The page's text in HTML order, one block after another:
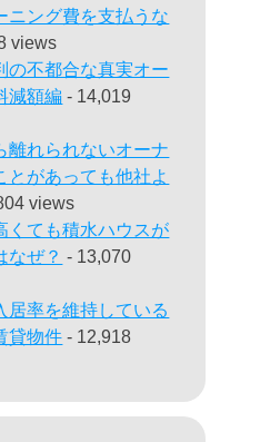
ニング費を支払うな
views
の不都合な真実オー
減額編 - 14,019
離れられないオーナ
とがあっても他社よ
views
くても積水ハウスが
なぜ？ - 13,070
居率を維持している
貸物件 - 12,918